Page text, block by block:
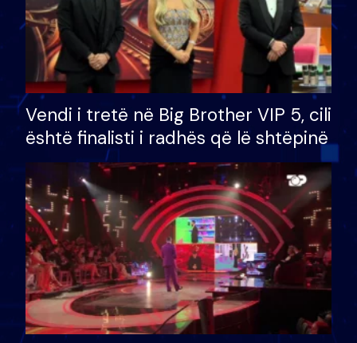
Vendi i tretë në Big Brother VIP 5, cili
është finalisti i radhës që lë shtëpinë